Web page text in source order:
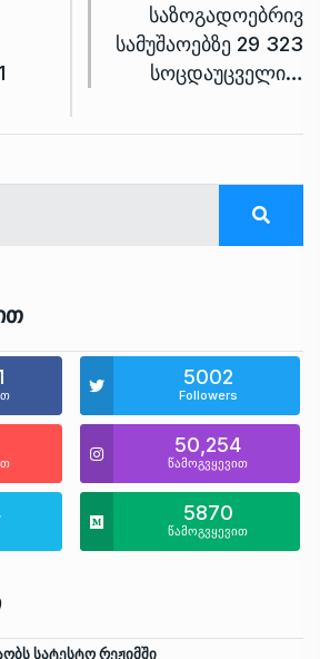
საზოგადოებრივ
სამუშაოებზე 29 323
სოცდაუცველი…
5002
Followers
50,254
წამოგვყევით
5870
წამოგვყევით
სატესტო რეჟიმში